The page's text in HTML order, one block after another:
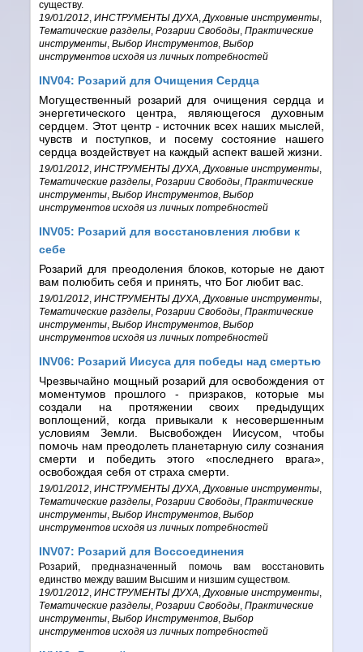
существу.
19/01/2012 ,ИНСТРУМЕНТЫ ДУХА ,Духовные инструменты
Тематические разделы ,Розарии Свободы ,Практические
инструменты ,Выбор Инструментов ,Выбор
инструментов исходя из личных потребностей
INV04: Розарий для Очищения Сердца
Могущественный розарий для очищения сердца и
энергетического центра, являющегося духовным
сердцем. Этот центр - источник всех наших мыслей,
чувств и поступков, и посему состояние нашего
сердца воздействует на каждый аспект вашей жизни.
19/01/2012 ,ИНСТРУМЕНТЫ ДУХА ,Духовные инструменты
Тематические разделы ,Розарии Свободы ,Практические
инструменты ,Выбор Инструментов ,Выбор
инструментов исходя из личных потребностей
INV05: Розарий для восстановления любви к
себе
Розарий для преодоления блоков, которые не дают
вам полюбить себя и принять, что Бог любит вас.
19/01/2012 ,ИНСТРУМЕНТЫ ДУХА ,Духовные инструменты
Тематические разделы ,Розарии Свободы ,Практические
инструменты ,Выбор Инструментов ,Выбор
инструментов исходя из личных потребностей
INV06: Розарий Иисуса для победы над смертью
Чрезвычайно мощный розарий для освобождения от
моментумов прошлого - призраков, которые мы
создали на протяжении своих предыдущих
воплощений, когда привыкали к несовершенным
условиям Земли. Высвобожден Иисусом, чтобы
помочь нам преодолеть планетарную силу сознания
смерти и победить этого «последнего врага»,
освобождая себя от страха смерти.
19/01/2012 ,ИНСТРУМЕНТЫ ДУХА ,Духовные инструменты
Тематические разделы ,Розарии Свободы ,Практические
инструменты ,Выбор Инструментов ,Выбор
инструментов исходя из личных потребностей
INV07: Розарий для Воссоединения
Розарий, предназначенный помочь вам восстановить
единство между вашим Высшим и низшим существом.
19/01/2012 ,ИНСТРУМЕНТЫ ДУХА ,Духовные инструменты
Тематические разделы ,Розарии Свободы ,Практические
инструменты ,Выбор Инструментов ,Выбор
инструментов исходя из личных потребностей